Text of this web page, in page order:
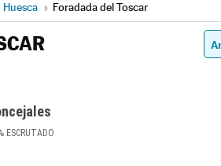
Huesca » Foradada del Toscar
ESCRUTADO